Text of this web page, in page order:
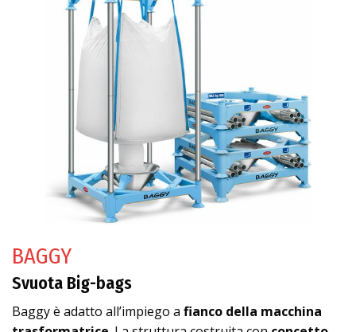
BAGGY
Svuota Big-bags
Baggy è adatto all’impiego a fianco della macchina